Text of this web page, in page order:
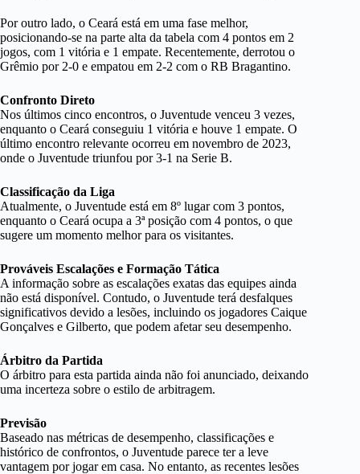
Por outro lado, o Ceará está em uma fase melhor,
posicionando-se na parte alta da tabela com 4 pontos em 2
jogos, com 1 vitória e 1 empate. Recentemente, derrotou o
Grêmio por 2-0 e empatou em 2-2 com o RB Bragantino.
Confronto Direto
Nos últimos cinco encontros, o Juventude venceu 3 vezes,
enquanto o Ceará conseguiu 1 vitória e houve 1 empate. O
último encontro relevante ocorreu em novembro de 2023,
onde o Juventude triunfou por 3-1 na Serie B.
Classificação da Liga
Atualmente, o Juventude está em 8º lugar com 3 pontos,
enquanto o Ceará ocupa a 3ª posição com 4 pontos, o que
sugere um momento melhor para os visitantes.
Prováveis Escalações e Formação Tática
A informação sobre as escalações exatas das equipes ainda
não está disponível. Contudo, o Juventude terá desfalques
significativos devido a lesões, incluindo os jogadores Caique
Gonçalves e Gilberto, que podem afetar seu desempenho.
Árbitro da Partida
O árbitro para esta partida ainda não foi anunciado, deixando
uma incerteza sobre o estilo de arbitragem.
Previsão
Baseado nas métricas de desempenho, classificações e
histórico de confrontos, o Juventude parece ter a leve
vantagem por jogar em casa. No entanto, as recentes lesões